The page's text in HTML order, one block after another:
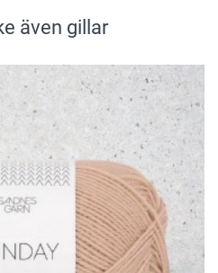
även gillar